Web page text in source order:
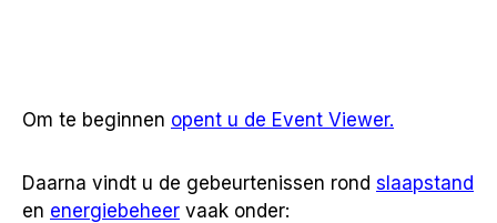
Om te beginnen opent u de Event Viewer.
Daarna vindt u de gebeurtenissen rond slaapstand
en energiebeheer vaak onder: